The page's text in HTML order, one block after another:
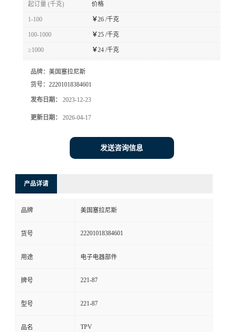
留
言
起订量 (千克) 价格
1-100 ￥26 /千克
100-1000 ￥25 /千克
≥1000 ￥24 /千克
品牌： 美国塞拉尼斯
货号： 22201018384601
发布日期： 2023-12-23
更新日期： 2026-04-17
发送咨询信息
产品详请
品牌 美国塞拉尼斯
货号 22201018384601
用途 电子电器部件
牌号 221-87
型号 221-87
品名 TPV